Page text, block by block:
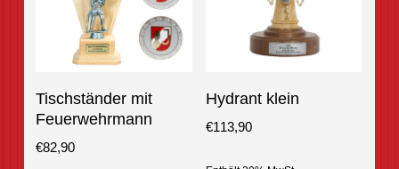
Optionen Auswählen
product
has
multiple
variants.
Tischständer mit
Feuerwehrmann
€82,90
In Den Warenkorb
Hydrant klein
€113,90